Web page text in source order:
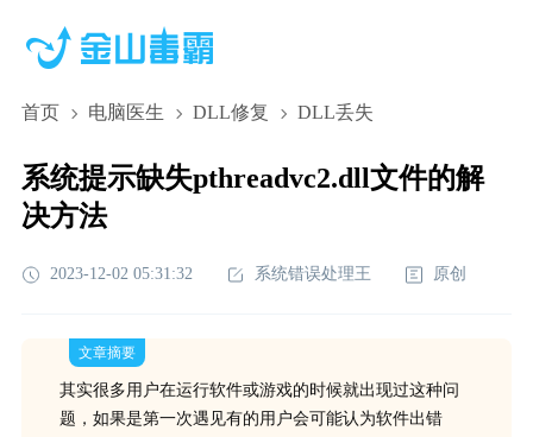
首页 电脑医生 DLL修复 DLL丢失
系统提示缺失pthreadvc2.dll文件的解
决方法
2023-12-02 05:31:32 系统错误处理王 原创
文章摘要
其实很多用户在运行软件或游戏的时候就出现过这种问
题，如果是第一次遇见有的用户会可能认为软件出错